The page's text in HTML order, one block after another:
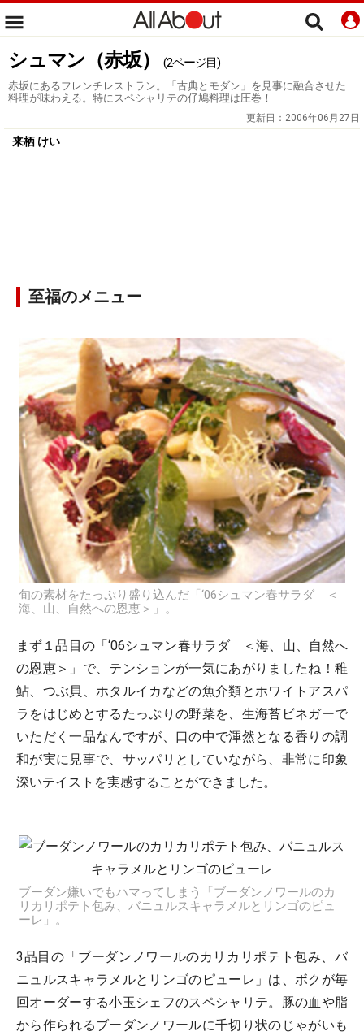
シュマン（赤坂） (2ページ目)
赤坂にあるフレンチレストラン。「古典とモダン」を見事に融合させた
料理が味わえる。特にスペシャリテの仔鳩料理は圧巻！
更新日： 2006年06月27日
来栖 けい
至福のメニュー
旬の素材をたっぷり盛り込んだ「‘06シュマン春サラダ ＜
海、山、自然への恩恵＞」。
まず１品目の「‘06シュマン春サラダ ＜海、山、自然へ
の恩恵＞」で、テンションが一気にあがりましたね！稚
鮎、つぶ貝、ホタルイカなどの魚介類とホワイトアスパ
ラをはじめとするたっぷりの野菜を、生海苔ビネガーで
いただく一品なんですが、口の中で渾然となる香りの調
和が実に見事で、サッパリとしていながら、非常に印象
深いテイストを実感することができました。
ブーダン嫌いでもハマってしまう「ブーダンノワールのカ
リカリポテト包み、バニュルスキャラメルとリンゴのピュ
ーレ」。
3品目の「ブーダンノワールのカリカリポテト包み、バ
ニュルスキャラメルとリンゴのピューレ」は、ボクが毎
回オーダーする小玉シェフのスペシャリテ。豚の血や脂
から作られるブーダンノワールに千切り状のじゃがいも